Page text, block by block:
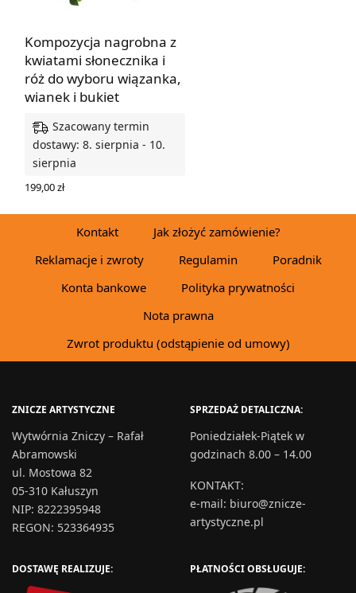
Kompozycja nagrobna z
kwiatami słonecznika i
róż do wyboru wiązanka,
wianek i bukiet
Szacowany termin
dostawy: 8. sierpnia - 10.
sierpnia
199,00zł
Kontakt
Jak złożyć zamówienie?
Reklamacje i zwroty
Regulamin
Poradnik
Konta bankowe
Polityka prywatności
Nota prawna
Zwrot produktu (odstąpienie od umowy)
ZNICZE ARTYSTYCZNE
Wytwórnia Zniczy – Rafał
Abramowski
ul. Mostowa 82
05-310 Kałuszyn
NIP: 8222395948
REGON: 523364935
SPRZEDAŻ DETALICZNA:
Poniedziałek-Piątek w
godzinach 8.00 – 14.00
KONTAKT:
e-mail: biuro@znicze-
artystyczne.pl
DOSTAWĘ REALIZUJE: PŁATNOŚCI OBSŁUGUJE: